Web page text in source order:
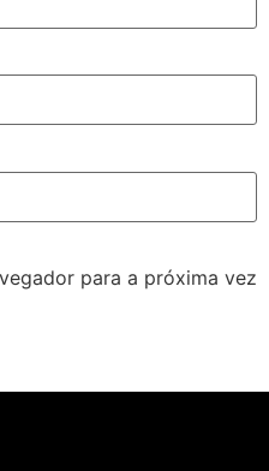
para a próxima vez